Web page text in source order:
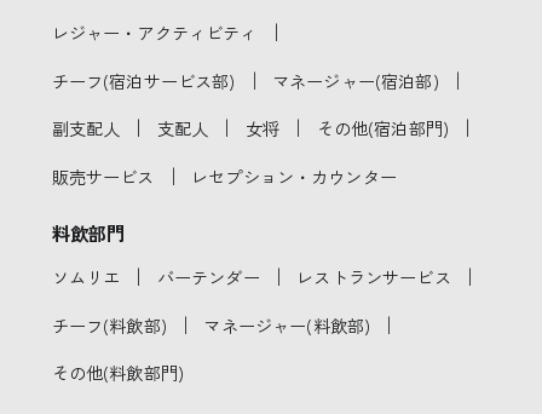
レジャー・アクティビティ ｜
チーフ(宿泊サービス部) ｜ マネージャー(宿泊部) ｜
副支配人 ｜ 支配人 ｜ 女将 ｜ その他(宿泊部門) ｜
販売サービス ｜ レセプション・カウンター
料飲部門
ソムリエ ｜ バーテンダー ｜ レストランサービス ｜
チーフ(料飲部) ｜ マネージャー(料飲部) ｜
その他(料飲部門)